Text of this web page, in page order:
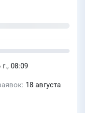
г., 08:09
18 августа